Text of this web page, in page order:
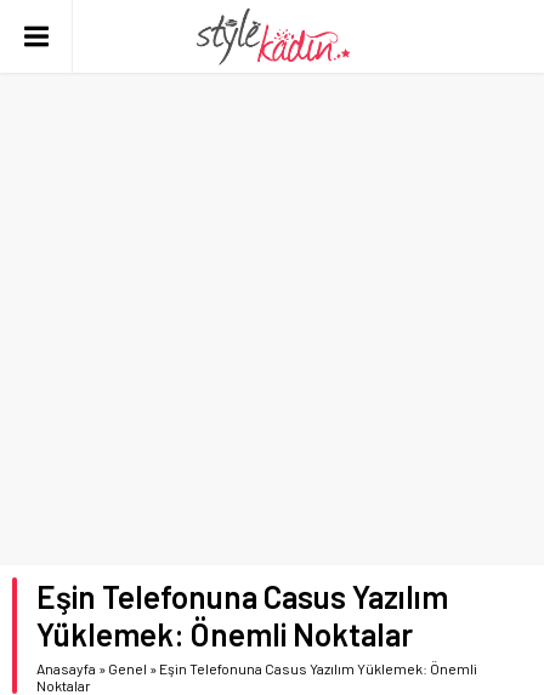
Eşin Telefonuna Casus Yazılım
Yüklemek: Önemli Noktalar
Anasayfa » Genel » Eşin Telefonuna Casus Yazılım Yüklemek: Önemli
Noktalar